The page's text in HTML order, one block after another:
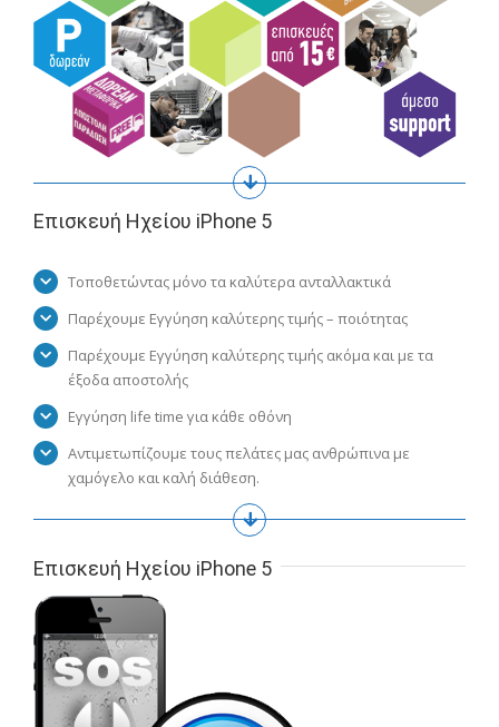
Επισκευή Ηχείου iPhone 5
Τοποθετώντας μόνο τα καλύτερα ανταλλακτικά
Παρέχουμε Εγγύηση καλύτερης τιμής – ποιότητας
Παρέχουμε Εγγύηση καλύτερης τιμής ακόμα και με τα
έξοδα αποστολής
Εγγύηση life time για κάθε οθόνη
Αντιμετωπίζουμε τους πελάτες μας ανθρώπινα με
χαμόγελο και καλή διάθεση.
Επισκευή Ηχείου iPhone 5